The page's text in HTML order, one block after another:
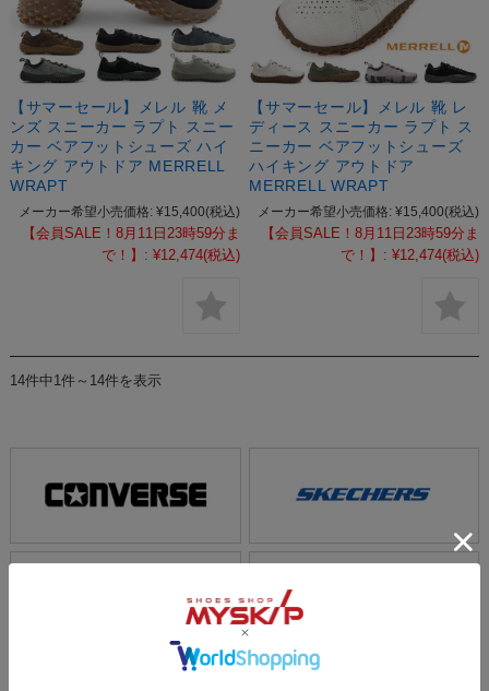
【サマーセール】メレル 靴 メ
ンズ スニーカー ラプト スニー
カー ベアフットシューズ ハイ
キング アウトドア MERRELL
WRAPT
メーカー希望小売価格: ¥15,400(税込)
【会員SALE！8月11日23時59分ま
で！】: ¥12,474(税込)
【サマーセール】メレル 靴 レ
ディース スニーカー ラプト ス
ニーカー ベアフットシューズ
ハイキング アウトドア
MERRELL WRAPT
メーカー希望小売価格: ¥15,400(税込)
【会員SALE！8月11日23時59分ま
で！】: ¥12,474(税込)
14件中1件～14件を表示